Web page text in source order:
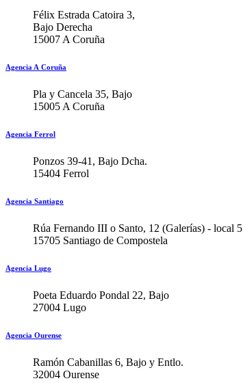
Félix Estrada Catoira 3,
Bajo Derecha
15007 A Coruña
Agencia A Coruña
Pla y Cancela 35, Bajo
15005 A Coruña
Agencia Ferrol
Ponzos 39-41, Bajo Dcha.
15404 Ferrol
Agencia Santiago
Rúa Fernando III o Santo, 12 (Galerías) - local 5
15705 Santiago de Compostela
Agencia Lugo
Poeta Eduardo Pondal 22, Bajo
27004 Lugo
Agencia Ourense
Ramón Cabanillas 6, Bajo y Entlo.
32004 Ourense